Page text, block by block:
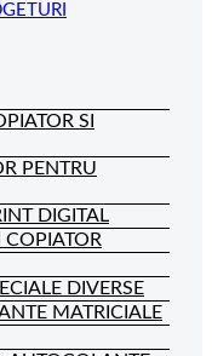
SI
PENTRU
DIGITAL
COPIATOR
DIVERSE
MATRICIALE